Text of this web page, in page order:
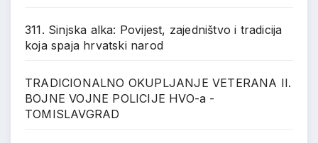
311. Sinjska alka: Povijest, zajedništvo i tradicija
koja spaja hrvatski narod
TRADICIONALNO OKUPLJANJE VETERANA II.
BOJNE VOJNE POLICIJE HVO-a -
TOMISLAVGRAD